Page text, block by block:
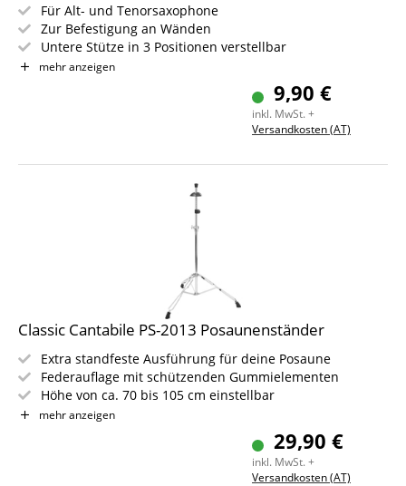
Für Alt- und Tenorsaxophone
Zur Befestigung an Wänden
Untere Stütze in 3 Positionen verstellbar
Mit Moosgummi gepolsterte Auflagen
mehr anzeigen
9,90 €
inkl. MwSt. +
Versandkosten (AT)
Classic Cantabile PS-2013 Posaunenständer
Extra standfeste Ausführung für deine Posaune
Federauflage mit schützenden Gummielementen
Höhe von ca. 70 bis 105 cm einstellbar
Doppelstrebige Dreibein-Konstruktion
Rutschfeste Gummifüße für sicheren Stand
Verchromtes Stativ für professionelle Optik
mehr anzeigen
29,90 €
inkl. MwSt. +
Versandkosten (AT)